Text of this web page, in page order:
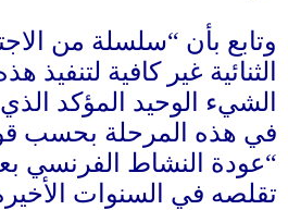
وتابع بأن “سلسلة من
الثنائية غير كافية لتنفيذ
الشيء الوحيد المؤكد
في هذه المرحلة بحسب
“عودة النشاط الفرنسي
تقلصه في السنوات